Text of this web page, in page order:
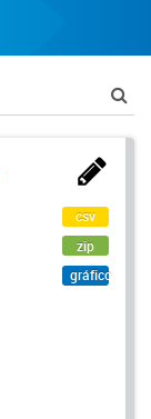
csv
zip
gráfico